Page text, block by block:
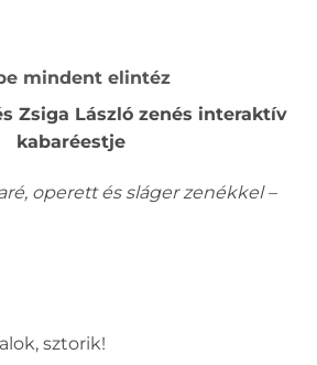
mindent elintéz
Zsiga László zenés interaktív
kabaréestje
operett és sláger zenékkel –
sztorik!